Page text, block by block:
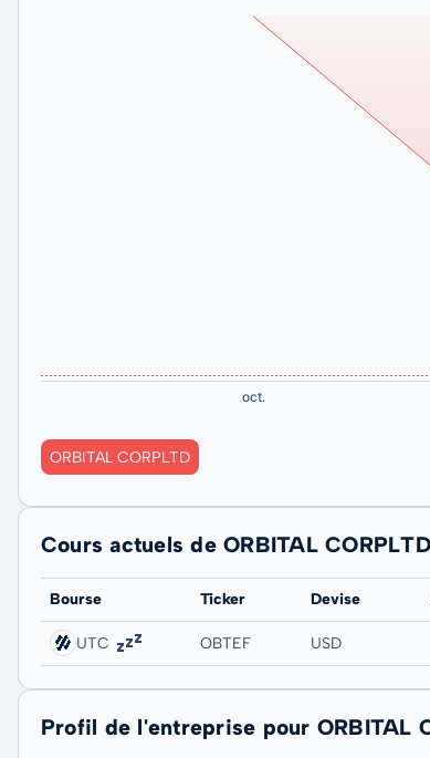
ORBITAL CORPLTD
Cours actuels de ORBITAL CORPLTD
Bourse Ticker Devise
UTC OBTEF USD
Profil de l'entreprise pour ORBITAL